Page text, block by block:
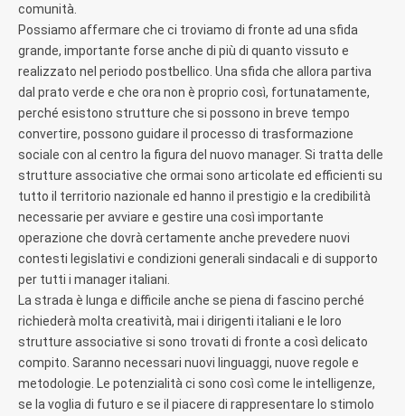
comunità.
Possiamo affermare che ci troviamo di fronte ad una sfida
grande, importante forse anche di più di quanto vissuto e
realizzato nel periodo postbellico. Una sfida che allora partiva
dal prato verde e che ora non è proprio così, fortunatamente,
perché esistono strutture che si possono in breve tempo
convertire, possono guidare il processo di trasformazione
sociale con al centro la figura del nuovo manager. Si tratta delle
strutture associative che ormai sono articolate ed efficienti su
tutto il territorio nazionale ed hanno il prestigio e la credibilità
necessarie per avviare e gestire una così importante
operazione che dovrà certamente anche prevedere nuovi
contesti legislativi e condizioni generali sindacali e di supporto
per tutti i manager italiani.
La strada è lunga e difficile anche se piena di fascino perché
richiederà molta creatività, mai i dirigenti italiani e le loro
strutture associative si sono trovati di fronte a così delicato
compito. Saranno necessari nuovi linguaggi, nuove regole e
metodologie. Le potenzialità ci sono così come le intelligenze,
se la voglia di futuro e se il piacere di rappresentare lo stimolo